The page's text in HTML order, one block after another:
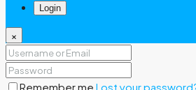
Login
×
Remember me Lost your